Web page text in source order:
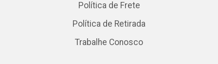
Política de Frete
Política de Retirada
Trabalhe Conosco